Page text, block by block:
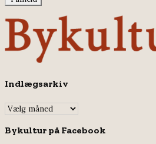
Indlægsarkiv
Indlægsarkiv
Bykultur på Facebook